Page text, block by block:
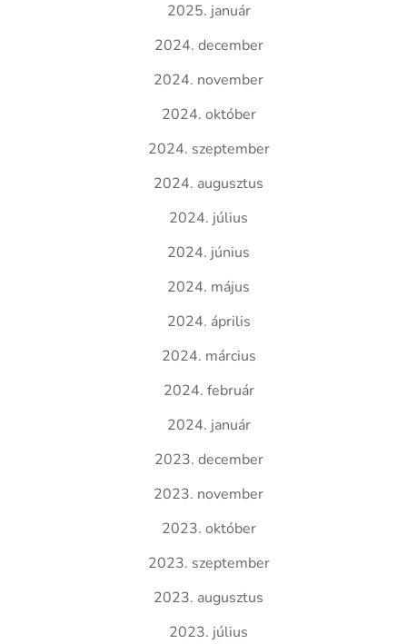
2025. január
2024. december
2024. november
2024. október
2024. szeptember
2024. augusztus
2024. július
2024. június
2024. május
2024. április
2024. március
2024. február
2024. január
2023. december
2023. november
2023. október
2023. szeptember
2023. augusztus
2023. július